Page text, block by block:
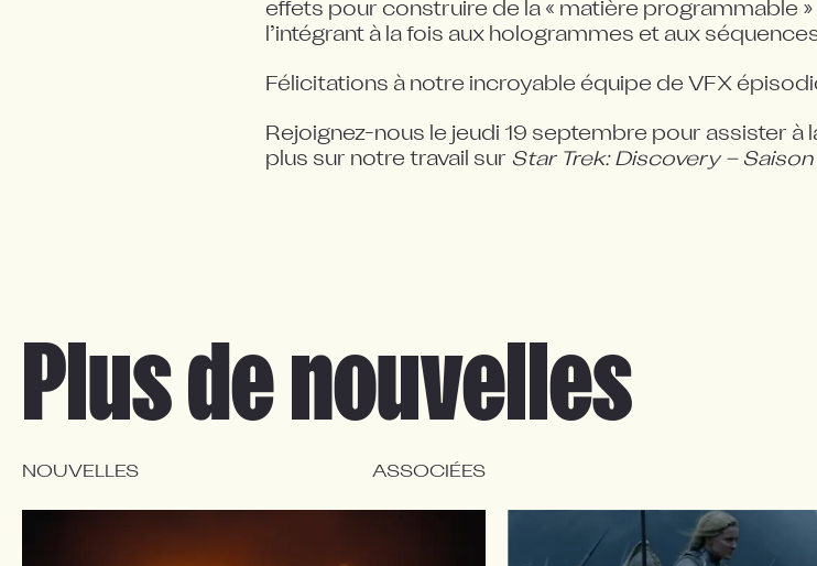
effets pour construire de la « matière programmable
l’intégrant à la fois aux hologrammes et aux
Félicitations à notre incroyable équipe de VFX
Rejoignez-nous le jeudi 19 septembre pour assister à
plus sur notre travail sur Star Trek: Discovery – Saison
Plus de nouvelles
NOUVELLES ASSOCIÉES